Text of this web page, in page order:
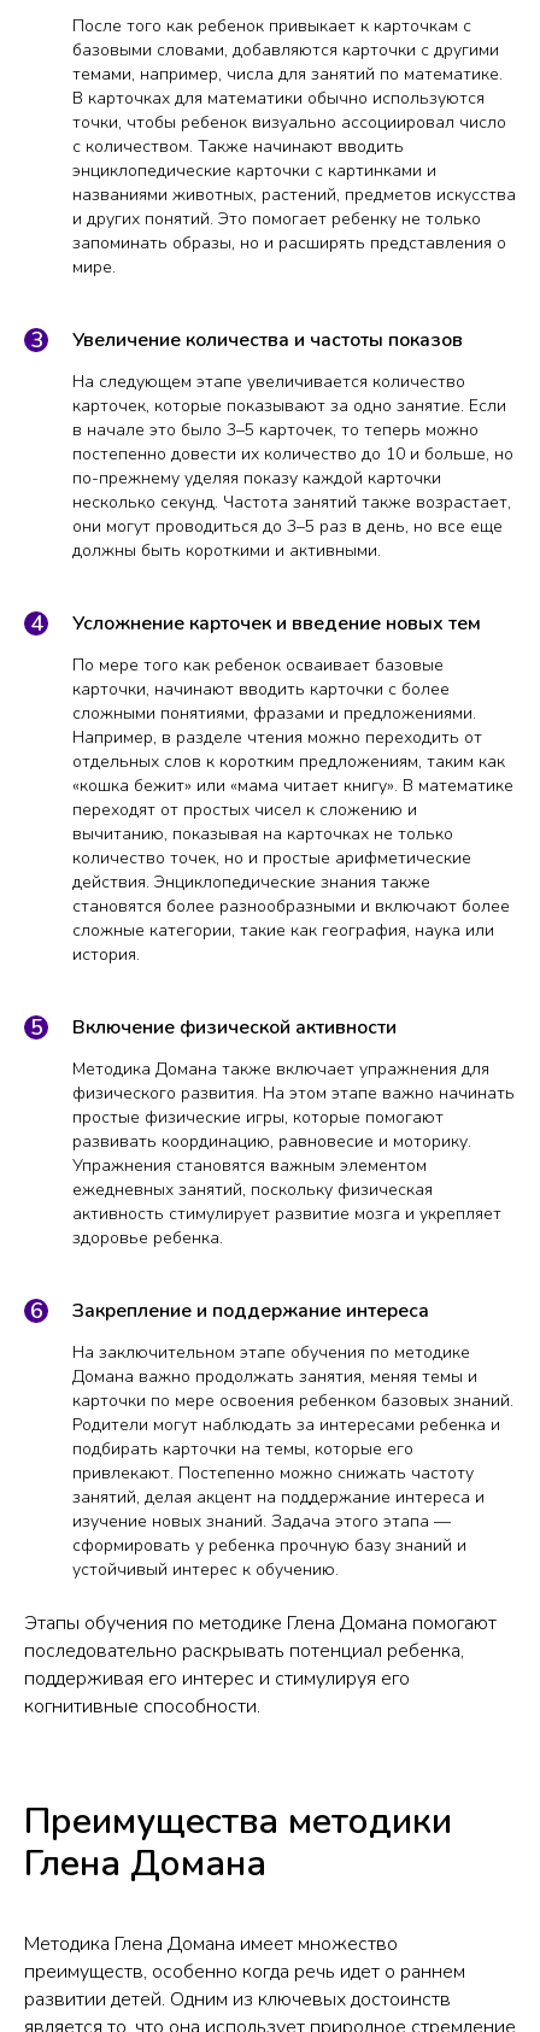
После того как ребенок привыкает к карточкам с
базовыми словами, добавляются карточки с другими
темами, например, числа для занятий по математике.
В карточках для математики обычно используются
точки, чтобы ребенок визуально ассоциировал число
с количеством. Также начинают вводить
энциклопедические карточки с картинками и
названиями животных, растений, предметов искусства
и других понятий. Это помогает ребенку не только
запоминать образы, но и расширять представления о
мире.
Увеличение количества и частоты показов
На следующем этапе увеличивается количество
карточек, которые показывают за одно занятие. Если
в начале это было 3–5 карточек, то теперь можно
постепенно довести их количество до 10 и больше, но
по-прежнему уделяя показу каждой карточки
несколько секунд. Частота занятий также возрастает,
они могут проводиться до 3–5 раз в день, но все еще
должны быть короткими и активными.
Усложнение карточек и введение новых тем
По мере того как ребенок осваивает базовые
карточки, начинают вводить карточки с более
сложными понятиями, фразами и предложениями.
Например, в разделе чтения можно переходить от
отдельных слов к коротким предложениям, таким как
«кошка бежит» или «мама читает книгу». В математике
переходят от простых чисел к сложению и
вычитанию, показывая на карточках не только
количество точек, но и простые арифметические
действия. Энциклопедические знания также
становятся более разнообразными и включают более
сложные категории, такие как география, наука или
история.
Включение физической активности
Методика Домана также включает упражнения для
физического развития. На этом этапе важно начинать
простые физические игры, которые помогают
развивать координацию, равновесие и моторику.
Упражнения становятся важным элементом
ежедневных занятий, поскольку физическая
активность стимулирует развитие мозга и укрепляет
здоровье ребенка.
Закрепление и поддержание интереса
На заключительном этапе обучения по методике
Домана важно продолжать занятия, меняя темы и
карточки по мере освоения ребенком базовых знаний.
Родители могут наблюдать за интересами ребенка и
подбирать карточки на темы, которые его
привлекают. Постепенно можно снижать частоту
занятий, делая акцент на поддержание интереса и
изучение новых знаний. Задача этого этапа —
сформировать у ребенка прочную базу знаний и
устойчивый интерес к обучению.
Этапы обучения по методике Глена Домана помогают
последовательно раскрывать потенциал ребенка,
поддерживая его интерес и стимулируя его
когнитивные способности.
Преимущества методики
Глена Домана
Методика Глена Домана имеет множество
преимуществ, особенно когда речь идет о раннем
развитии детей. Одним из ключевых достоинств